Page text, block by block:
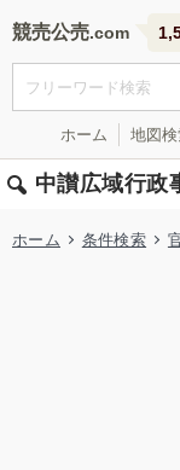
競売公売
ホーム 地図検
中讃広域行政
ホーム 条件検索